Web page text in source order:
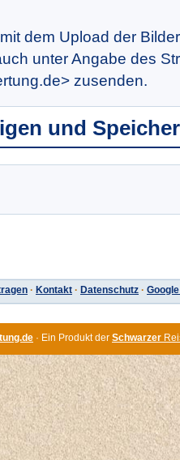
dem Upload der
unter Angabe des
zusenden.
und
· Kontakt · Datenschutz ·
· Ein Produkt der Schwarzer